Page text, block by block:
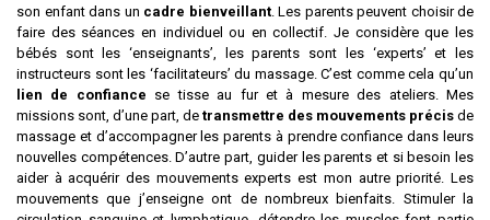
son enfant dans un cadre bienveillant. Les parents peuvent choisir de
faire des séances en individuel ou en collectif. Je considère que les
bébés sont les ‘enseignants’, les parents sont les ‘experts’ et les
instructeurs sont les ‘facilitateurs’ du massage. C’est comme cela qu’un
lien de confiance se tisse au fur et à mesure des ateliers. Mes
missions sont, d’une part, de transmettre des mouvements précis de
massage et d’accompagner les parents à prendre confiance dans leurs
nouvelles compétences. D’autre part, guider les parents et si besoin les
aider à acquérir des mouvements experts est mon autre priorité. Les
mouvements que j’enseigne ont de nombreux bienfaits. Stimuler la